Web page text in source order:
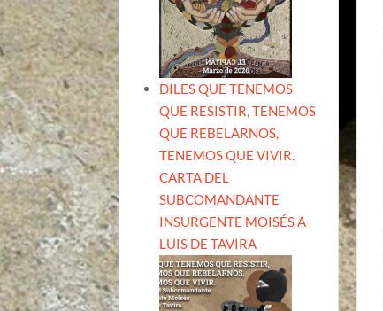
DILES QUE TENEMOS
QUE RESISTIR, TENEMOS
QUE REBELARNOS,
TENEMOS QUE VIVIR.
CARTA DEL
SUBCOMANDANTE
INSURGENTE MOISÉS A
LUIS DE TAVIRA